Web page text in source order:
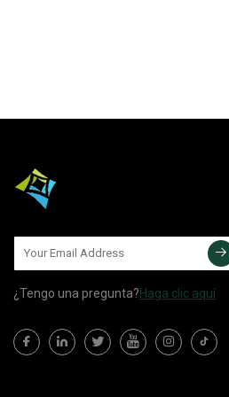
¿Tengo una pregunta?Haga clic aquí